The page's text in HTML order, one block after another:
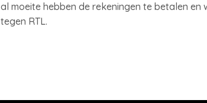
al moeite hebben de rekeningen te betalen
tegen RTL.